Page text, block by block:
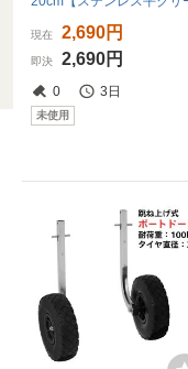
現在 2,690円
即決 2,690円
0 3日
未使用